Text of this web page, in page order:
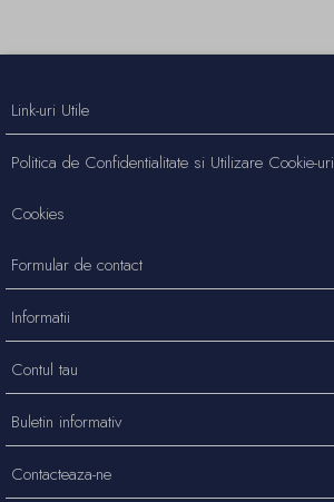
Contacteaza-ne
Link-uri Utile
Politica de Confidentialitate si Utilizare Cookie-uri
Cookies
Formular de contact
Informatii
Contul tau
Buletin informativ